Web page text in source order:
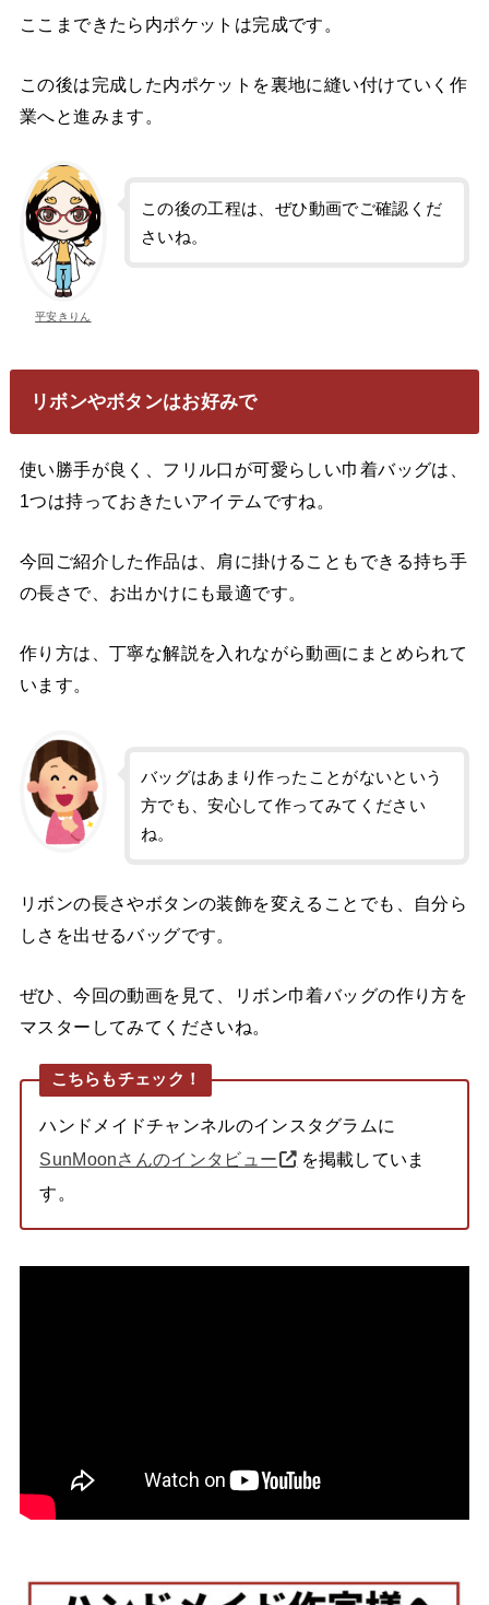
ここまできたら内ポケットは完成です。
この後は完成した内ポケットを裏地に縫い付けていく作
業へと進みます。
平安きりん
この後の工程は、ぜひ動画でご確認くだ
さいね。
リボンやボタンはお好みで
使い勝手が良く、フリル口が可愛らしい巾着バッグは、
1つは持っておきたいアイテムですね。
今回ご紹介した作品は、肩に掛けることもできる持ち手
の長さで、お出かけにも最適です。
作り方は、丁寧な解説を入れながら動画にまとめられて
います。
バッグはあまり作ったことがないという
方でも、安心して作ってみてください
ね。
リボンの長さやボタンの装飾を変えることでも、自分ら
しさを出せるバッグです。
ぜひ、今回の動画を見て、リボン巾着バッグの作り方を
マスターしてみてくださいね。
こちらもチェック！
ハンドメイドチャンネルのインスタグラムに
SunMoonさんのインタビュー
を掲載していま
す。